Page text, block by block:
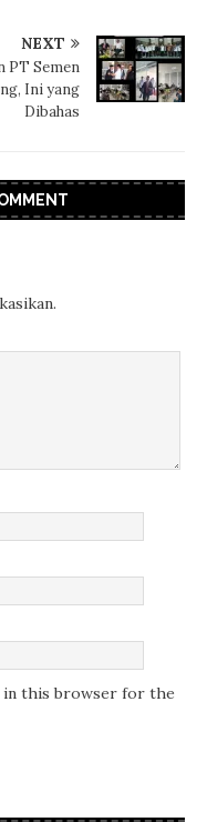
NEXT
PT Semen
Ini yang
Dibahas
in this browser for the